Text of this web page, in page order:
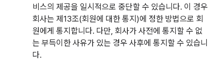
비스의 제공을 일시적으로 중단할 수 있습니다. 이 경우
회사는 제13조(회원에 대한 통지)에 정한 방법으로 회
원에게 통지합니다. 다만, 회사가 사전에 통지할 수 없
는 부득이한 사유가 있는 경우 사후에 통지할 수 있습니
다.